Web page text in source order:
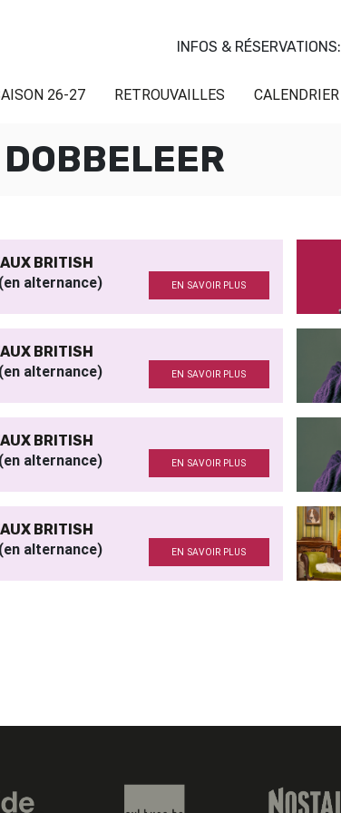
INFOS & RÉSERVATIONS:
26-27 RETROUVAILLES CALENDRIER
BRITISH
alternance) EN SAVOIR PLUS
BRITISH
alternance) EN SAVOIR PLUS
BRITISH
alternance) EN SAVOIR PLUS
BRITISH
alternance) EN SAVOIR PLUS